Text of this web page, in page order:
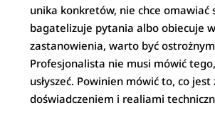
unika konkretów, nie chce omawiać
bagatelizuje pytania albo obiecuje
zastanowienia, warto być
Profesjonalista nie musi mówić
usłyszeć. Powinien mówić to, co jest
doświadczeniem i realiami